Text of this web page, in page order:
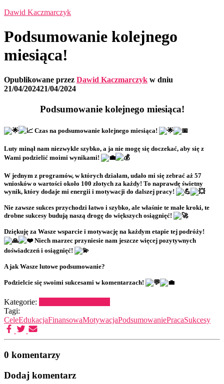
Dawid Kaczmarczyk
Podsumowanie kolejnego
miesiąca!
Opublikowane przez Dawid Kaczmarczyk w dniu
21/04/202421/04/2024
Podsumowanie kolejnego miesiąca!
Czas na podsumowanie kolejnego miesiąca!
Luty minął nam niezwykle szybko, a ja nie mogę się doczekać, aby się z
Wami podzielić moimi wynikami!
W jednym z programów, w których działam, udało mi się zebrać aż 57
wniosków o wartości około 100 złotych za każdy! To naprawdę świetny
wynik, który dodaje mi energii i motywacji do dalszej pracy!
Nie zawsze sukces przychodzi łatwo i szybko, ale właśnie te małe kroki, te
drobne sukcesy budują naszą drogę do większych osiągnięć!
Dziękuję za Wasze wsparcie i motywację na każdym etapie tej podróży!
Niech marzec przyniesie nam jeszcze więcej pozytywnych
doświadczeń i osiągnięć!
A jak Wasze lutowe podsumowanie?
Podzielcie się swoimi sukcesami w komentarzach!
Kategorie:
Tagi:
CeleEdukacjaFinansowaMotywacjaPodsumowaniePracaSukcesy
0 komentarzy
Dodaj komentarz